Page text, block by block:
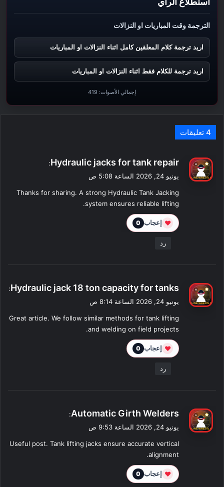
الترجمة وقت المباريات او النزالات
اريد ترجمة كلام المعلقين كامل اثناء النزالات او المباريات
اريد ترجمة للكلام فقط اثناء النزالات او المباريات
إجمالي الأصوات: 419
‫4 تعليقات
ي
ل
Hydraulic jacks for tank repair
:
يونيو 24, 2026 الساعة 5:08 ص
Thanks for sharing. A strong Hydraulic Tank Jacking
system ensures reliable lifting.
❤ إعجاب 0
رد
ي
ل
Hydraulic jack 18 ton capacity for tanks
:
يونيو 24, 2026 الساعة 8:14 ص
Great article. We follow similar methods for tank lifting
and welding on field projects.
❤ إعجاب 0
رد
ي
ل
Automatic Girth Welders
:
يونيو 24, 2026 الساعة 9:53 ص
Useful post. Tank lifting jacks ensure accurate vertical
alignment.
❤ إعجاب 0